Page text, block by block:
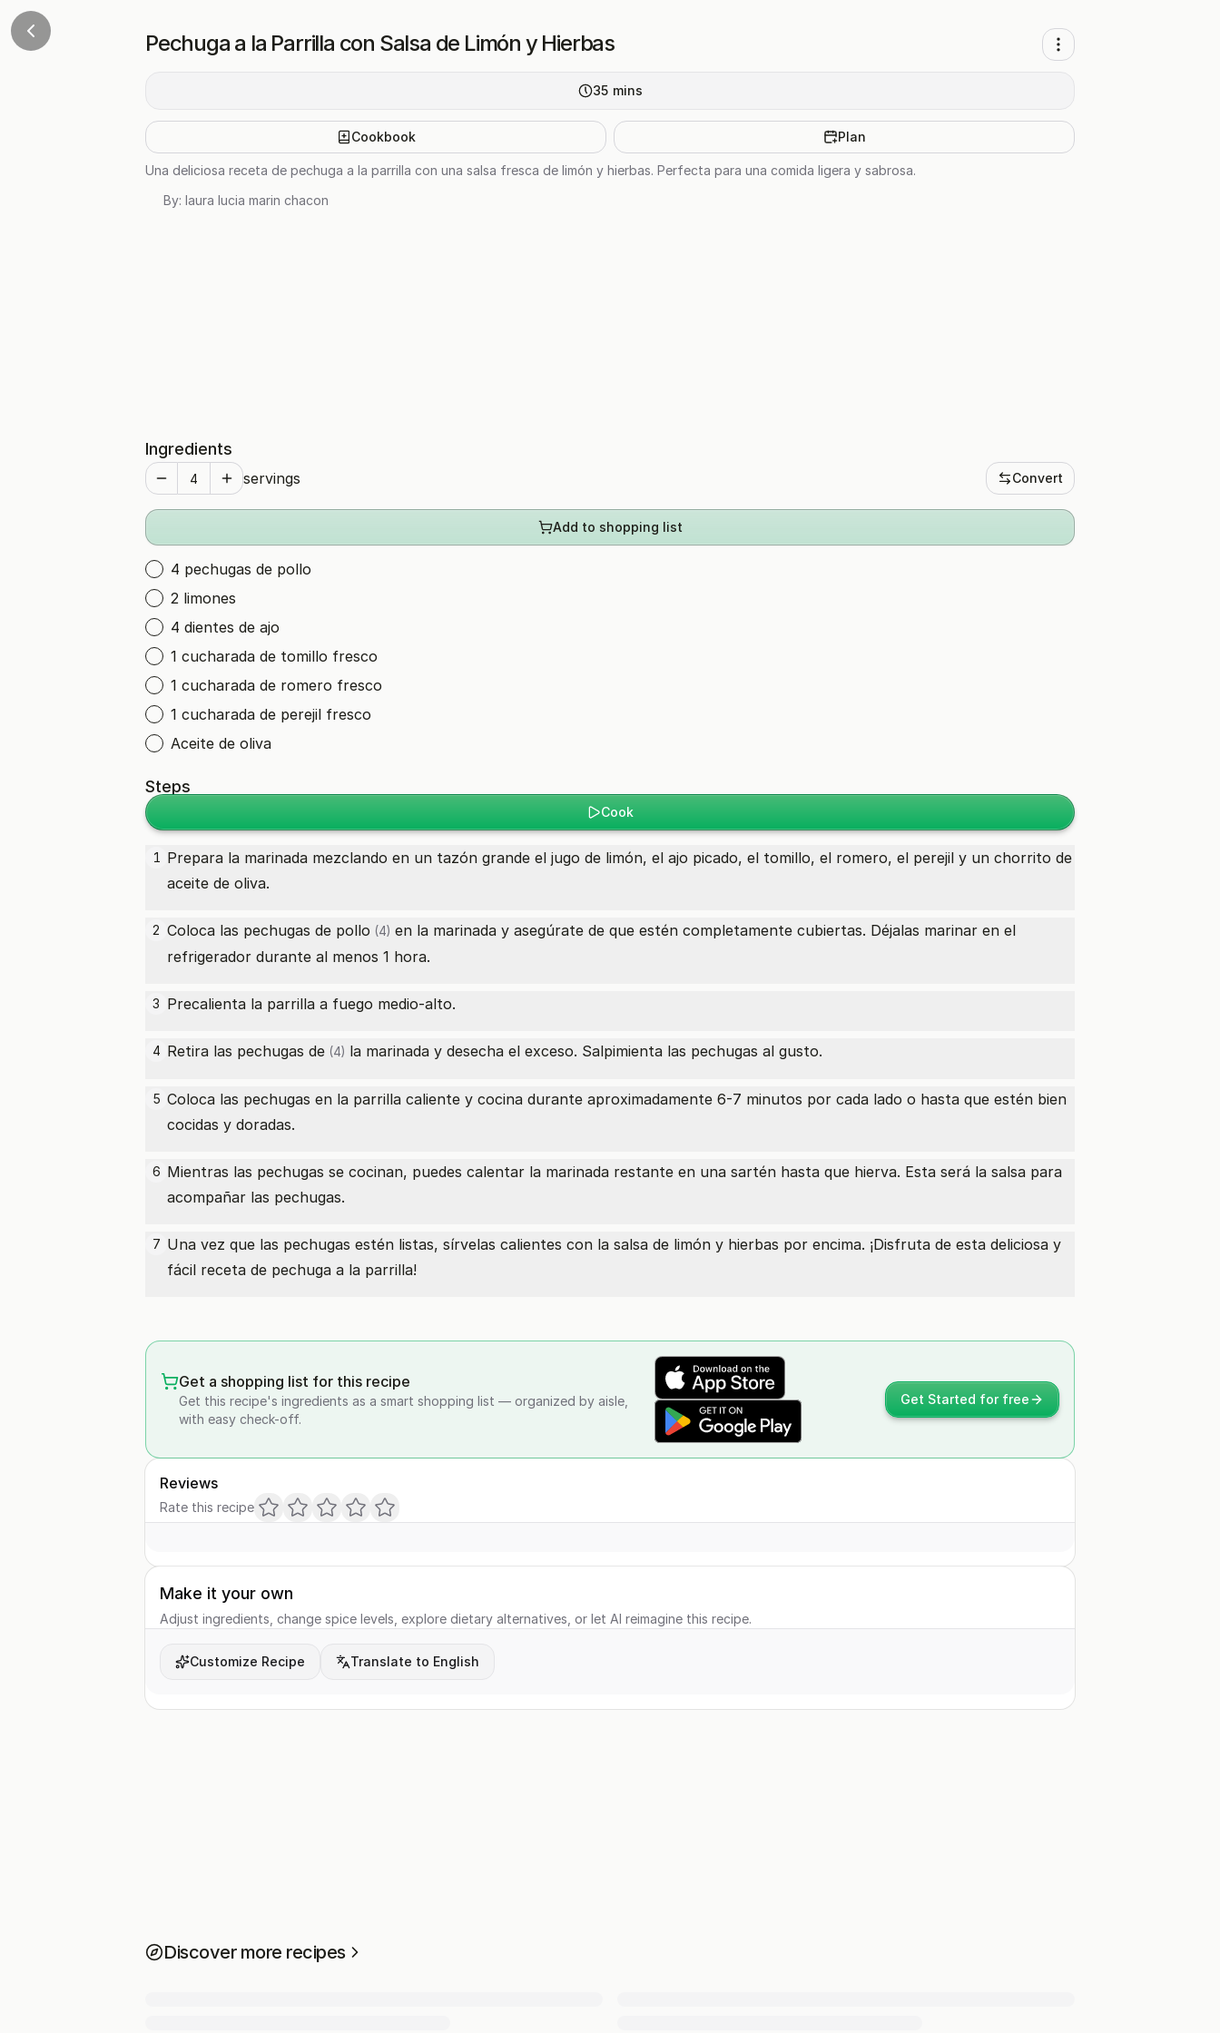
Pechuga a la Parrilla con Salsa de Limón y Hierbas
35 mins
Cookbook Plan
Una deliciosa receta de pechuga a la parrilla con una salsa fresca de limón y hierbas. Perfecta para una comida ligera y sabrosa.
By: laura lucia marin chacon
Ingredients
servings Convert
Add to shopping list
4 pechugas de pollo
2 limones
4 dientes de ajo
1 cucharada de tomillo fresco
1 cucharada de romero fresco
1 cucharada de perejil fresco
Aceite de oliva
Steps
Cook
1 Prepara la marinada mezclando en un tazón grande el jugo de limón, el ajo picado, el tomillo, el romero, el perejil y un chorrito de
aceite de oliva.
2 Coloca las pechugas de pollo (4) en la marinada y asegúrate de que estén completamente cubiertas. Déjalas marinar en el
refrigerador durante al menos 1 hora.
3 Precalienta la parrilla a fuego medio-alto.
4 Retira las pechugas de (4) la marinada y desecha el exceso. Salpimienta las pechugas al gusto.
5 Coloca las pechugas en la parrilla caliente y cocina durante aproximadamente 6-7 minutos por cada lado o hasta que estén bien
cocidas y doradas.
6 Mientras las pechugas se cocinan, puedes calentar la marinada restante en una sartén hasta que hierva. Esta será la salsa para
acompañar las pechugas.
7 Una vez que las pechugas estén listas, sírvelas calientes con la salsa de limón y hierbas por encima. ¡Disfruta de esta deliciosa y
fácil receta de pechuga a la parrilla!
Get a shopping list for this recipe
Get this recipe's ingredients as a smart shopping list — organized by aisle,
with easy check-off.
Get Started for free
Reviews
Rate this recipe
Make it your own
Adjust ingredients, change spice levels, explore dietary alternatives, or let AI reimagine this recipe.
Customize Recipe Translate to English
Discover more recipes